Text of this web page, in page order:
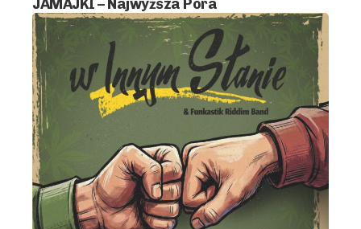
JAMAJKI – Najwyższa Pora